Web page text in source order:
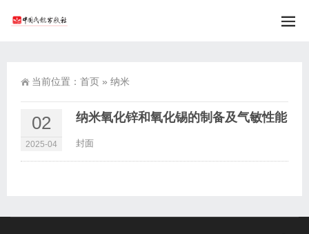
当前位置： 首页 » 纳米
02
2025-04
纳米氧化锌和氧化锡的制备及气敏性能
封面